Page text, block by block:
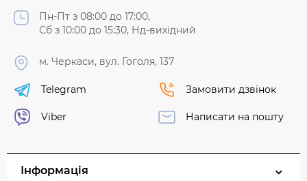
Пн-Пт з 08:00 до 17:00,
Сб з 10:00 до 15:30, Нд-вихідний
м. Черкаси, вул. Гоголя, 137
Telegram
Viber
Замовити дзвінок
Написати на пошту
Інформація